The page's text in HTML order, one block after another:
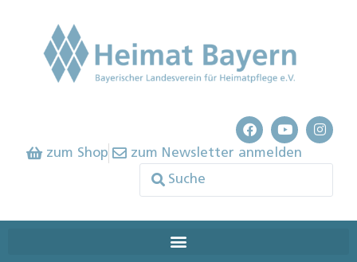
zum Shop zum Newsletter anmelden